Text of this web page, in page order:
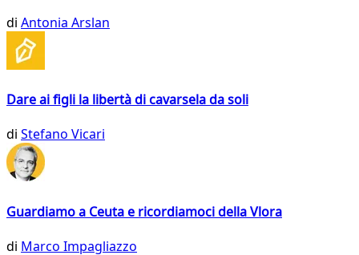
di Antonia Arslan
Dare ai figli la libertà di cavarsela da soli
di Stefano Vicari
Guardiamo a Ceuta e ricordiamoci della Vlora
di Marco Impagliazzo